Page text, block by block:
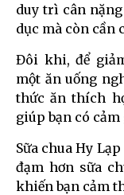
duy trì cân
dục mà còn cần
Đôi khi, để
một ăn uống
thức ăn thích
giúp bạn có
Sữa chua Hy
đạm hơn sữa
khiến bạn cảm